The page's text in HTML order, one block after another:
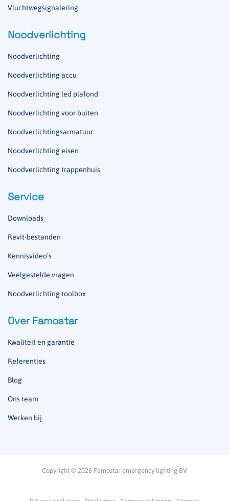
Vluchtwegsignalering
Noodverlichting
Noodverlichting
Noodverlichting accu
Noodverlichting led plafond
Noodverlichting voor buiten
Noodverlichtingsarmatuur
Noodverlichting eisen
Noodverlichting trappenhuis
Service
Downloads
Revit-bestanden
Kennisvideo’s
Veelgestelde vragen
Noodverlichting toolbox
Over Famostar
Kwaliteit en garantie
Referenties
Blog
Ons team
Werken bij
Copyright © 2026 Famostar emergency lighting BV